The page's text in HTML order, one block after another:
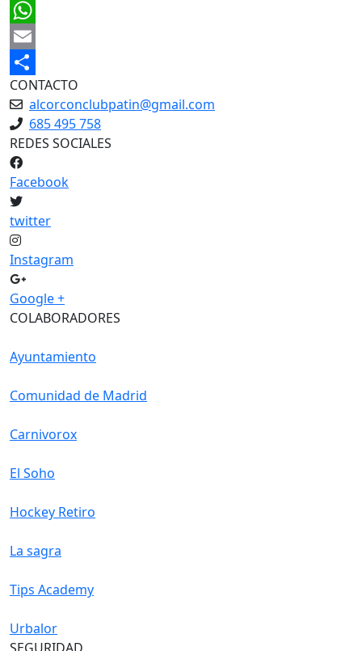
Twitter
WhatsApp
Email
Share
CONTACTO
alcorconclubpatin@gmail.com
685 495 758
REDES SOCIALES
Facebook
twitter
Instagram
Google +
COLABORADORES
Ayuntamiento
Comunidad de Madrid
Carnivorox
El Soho
Hockey Retiro
La sagra
Tips Academy
Urbalor